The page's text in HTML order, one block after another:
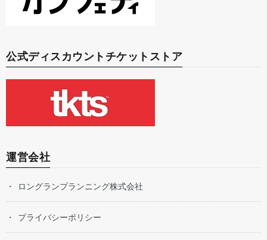
公式ディスカウントチケットストア
運営会社
ロングランプランニング株式会社
プライバシーポリシー